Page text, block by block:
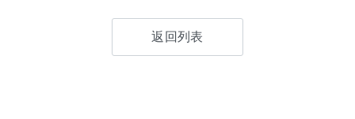
返回列表